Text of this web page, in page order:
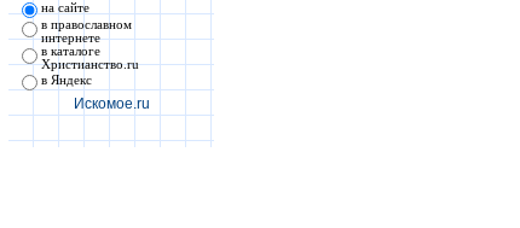
на сайте
в православном
интернете
в каталоге
Христианство.ru
в Яндекс
Искомое.ru